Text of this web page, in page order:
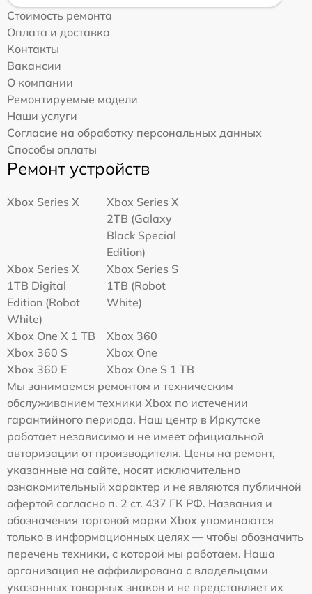
Стоимость ремонта
Оплата и доставка
Контакты
Вакансии
О компании
Ремонтируемые модели
Наши услуги
Согласие на обработку персональных данных
Способы оплаты
Ремонт устройств
Xbox Series X
Xbox Series X
2TB (Galaxy
Black Special
Edition)
Xbox Series X
1TB Digital
Edition (Robot
White)
Xbox Series S
1TB (Robot
White)
Xbox One X 1 TB
Xbox 360
Xbox 360 S
Xbox One
Xbox 360 E
Xbox One S 1 TB
Мы занимаемся ремонтом и техническим
обслуживанием техники Xbox по истечении
гарантийного периода. Наш центр в Иркутске
работает независимо и не имеет официальной
авторизации от производителя. Цены на ремонт,
указанные на сайте, носят исключительно
ознакомительный характер и не являются публичной
офертой согласно п. 2 ст. 437 ГК РФ. Названия и
обозначения торговой марки Xbox упоминаются
только в информационных целях — чтобы обозначить
перечень техники, с которой мы работаем. Наша
организация не аффилирована с владельцами
указанных товарных знаков и не представляет их